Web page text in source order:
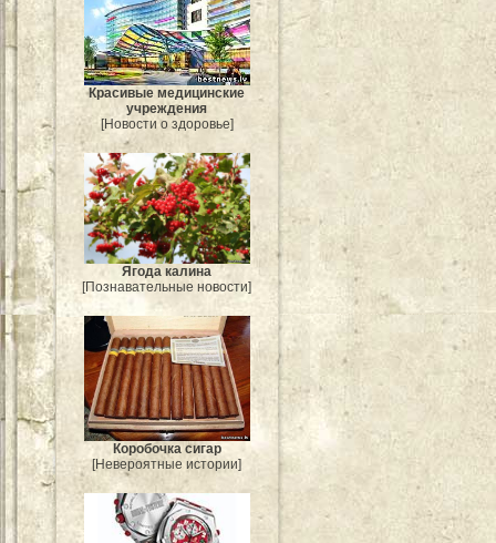
Красивые медицинские
учреждения
[Новости о здоровье]
Ягода калина
[Познавательные новости]
Коробочка сигар
[Невероятные истории]